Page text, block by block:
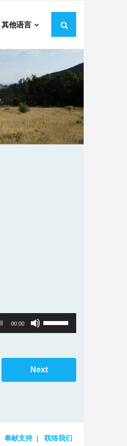
其他语言
00:00
Use
Up/Down
to
Next
奉献支持 联络我们